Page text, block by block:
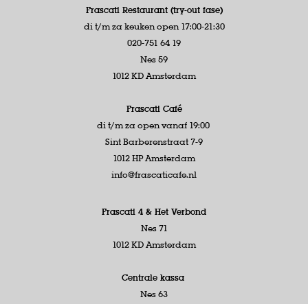
Frascati Restaurant (try-out fase)
di t/m za keuken open 17:00-21:30
020-751 64 19
Nes 59
1012 KD Amsterdam
Frascati Café
di t/m za open vanaf 19:00
Sint Barberenstraat 7-9
1012 HP Amsterdam
info@frascaticafe.nl
Frascati 4 & Het Verbond
Nes 71
1012 KD Amsterdam
Centrale kassa
Nes 63